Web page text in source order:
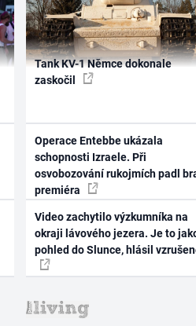
Tank KV-1 Němce dokonale
zaskočil
Operace Entebbe ukázala
schopnosti Izraele. Při
osvobozování rukojmích padl
premiéra
Video zachytilo výzkumníka na
okraji lávového jezera. Je to
pohled do Slunce, hlásil